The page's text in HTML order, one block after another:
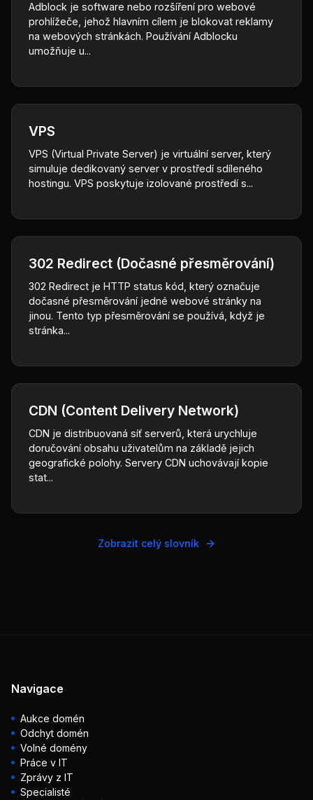
Adblock je software nebo rozšíření pro webové
prohlížeče, jehož hlavním cílem je blokovat reklamy
na webových stránkách. Používání Adblocku
umožňuje u...
VPS
VPS (Virtual Private Server) je virtuální server, který
simuluje dedikovaný server v prostředí sdíleného
hostingu. VPS poskytuje izolované prostředí s...
302 Redirect (Dočasné přesměrování)
302 Redirect je HTTP status kód, který označuje
dočasné přesměrování jedné webové stránky na
jinou. Tento typ přesměrování se používá, když je
stránka...
CDN (Content Delivery Network)
CDN je distribuovaná síť serverů, která urychluje
doručování obsahu uživatelům na základě jejich
geografické polohy. Servery CDN uchovávají kopie
stat...
Zobrazit celý slovník
Navigace
Aukce domén
Odchyt domén
Volné domény
Práce v IT
Zprávy z IT
Specialisté